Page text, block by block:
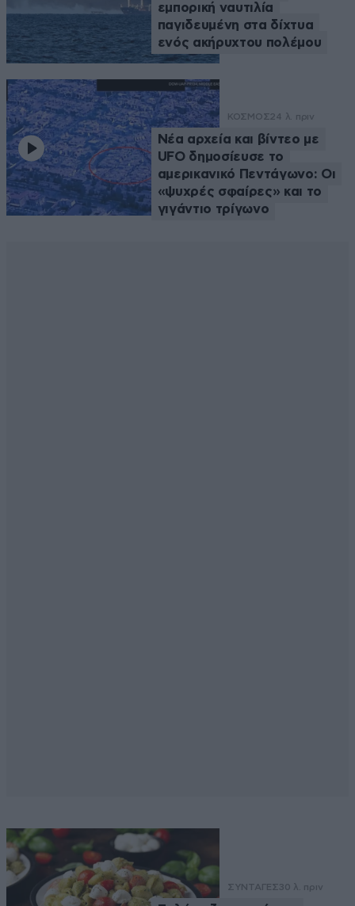
εμπορική ναυτιλία
παγιδευμένη στα δίχτυα
ενός ακήρυχτου πολέμου
ΚΟΣΜΟΣ24 λ. πριν
Νέα αρχεία και βίντεο με
UFO δημοσίευσε το
αμερικανικό Πεντάγωνο: Οι
«ψυχρές σφαίρες» και το
γιγάντιο τρίγωνο
ΣΥΝΤΑΓΕΣ30 λ. πριν